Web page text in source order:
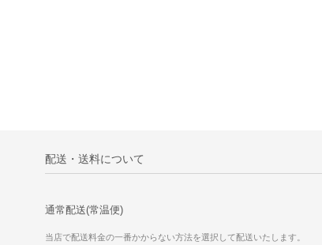
配送・送料について
通常配送(常温便)
当店で配送料金の一番かからない方法を選択して配送いたします。